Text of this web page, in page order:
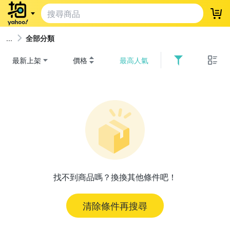
登
全部分類
最新上架 價格 最高人氣
找不到商品嗎？換換其他條件吧！
清除條件再搜尋